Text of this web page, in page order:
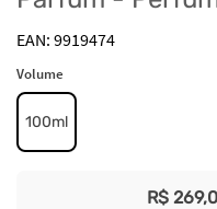
9919474
Volume
100ml
R$ 269,